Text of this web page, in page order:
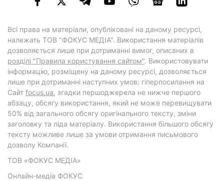
Всі права на матеріали, опубліковані на даному ресурсі,
належать ТОВ "ФОКУС МЕДІА". Використання матеріалів
дозволяється лише при дотриманні вимог, описаних в
розділі "Правила користування сайтом". Використовувати
інформацію, розміщену на даному ресурсі, дозволяється
лише при дотриманні наступних умов: гіперпосилання на
Cайт focus.ua, згадки першоджерела не нижче першого
абзацу, обсягу використання, який не може перевищувати
50% від загального обсягу оригінального тексту, зміни
заголовку та ліда матеріалу. Використання більшого обсягу
тексту можливе лише за умови отримання письмового
дозволу Компанії.
ТОВ «ФОКУС МЕДІА»
Онлайн-медіа ФОКУС